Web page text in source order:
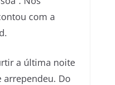
com a
a última noite
arrependeu. Do